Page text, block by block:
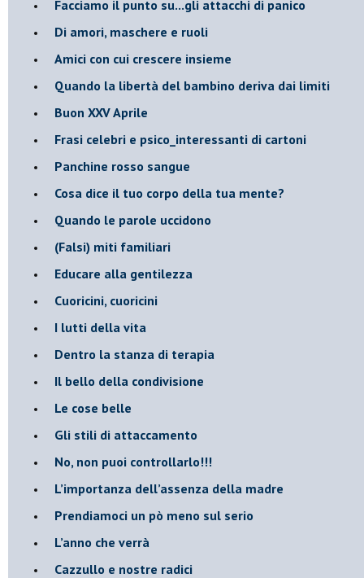
Facciamo il punto su...gli attacchi di panico
Di amori, maschere e ruoli
​Amici con cui crescere insieme
​Quando la libertà del bambino deriva dai limiti
Buon XXV Aprile
​Frasi celebri e psico_interessanti di cartoni
​Panchine rosso sangue
​Cosa dice il tuo corpo della tua mente?
​Quando le parole uccidono
​(Falsi) miti familiari
​Educare alla gentilezza
​Cuoricini, cuoricini
I lutti della vita
​Dentro la stanza di terapia
​Il bello della condivisione
Le cose belle
​Gli stili di attaccamento
No, non puoi controllarlo!!!
​L’importanza dell’assenza della madre
​Prendiamoci un pò meno sul serio
​L’anno che verrà
​Cazzullo e nostre radici